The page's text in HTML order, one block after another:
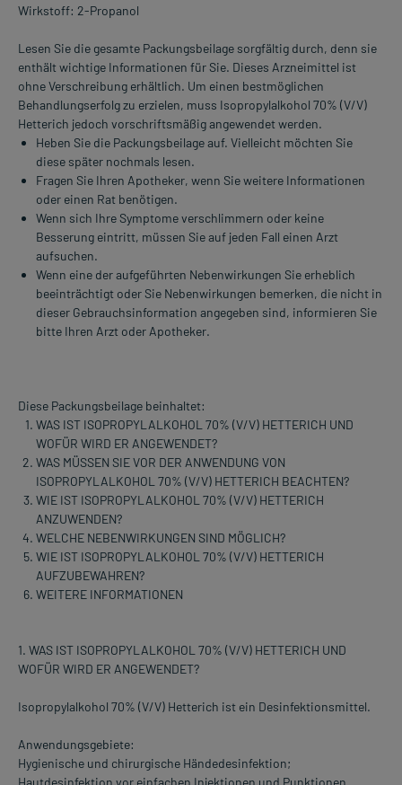
Wirkstoff: 2-Propanol
Lesen Sie die gesamte Packungsbeilage sorgfältig durch, denn sie
enthält wichtige Informationen für Sie. Dieses Arzneimittel ist
ohne Verschreibung erhältlich. Um einen bestmöglichen
Behandlungserfolg zu erzielen, muss Isopropylalkohol 70% (V/V)
Hetterich jedoch vorschriftsmäßig angewendet werden.
Heben Sie die Packungsbeilage auf. Vielleicht möchten Sie
diese später nochmals lesen.
Fragen Sie Ihren Apotheker, wenn Sie weitere Informationen
oder einen Rat benötigen.
Wenn sich Ihre Symptome verschlimmern oder keine
Besserung eintritt, müssen Sie auf jeden Fall einen Arzt
aufsuchen.
Wenn eine der aufgeführten Nebenwirkungen Sie erheblich
beeinträchtigt oder Sie Nebenwirkungen bemerken, die nicht in
dieser Gebrauchsinformation angegeben sind, informieren Sie
bitte Ihren Arzt oder Apotheker.
Diese Packungsbeilage beinhaltet:
WAS IST ISOPROPYLALKOHOL 70% (V/V) HETTERICH UND
WOFÜR WIRD ER ANGEWENDET?
WAS MÜSSEN SIE VOR DER ANWENDUNG VON
ISOPROPYLALKOHOL 70% (V/V) HETTERICH BEACHTEN?
WIE IST ISOPROPYLALKOHOL 70% (V/V) HETTERICH
ANZUWENDEN?
WELCHE NEBENWIRKUNGEN SIND MÖGLICH?
WIE IST ISOPROPYLALKOHOL 70% (V/V) HETTERICH
AUFZUBEWAHREN?
WEITERE INFORMATIONEN
1. WAS IST ISOPROPYLALKOHOL 70% (V/V) HETTERICH UND
WOFÜR WIRD ER ANGEWENDET?
Isopropylalkohol 70% (V/V) Hetterich ist ein Desinfektionsmittel.
Anwendungsgebiete:
Hygienische und chirurgische Händedesinfektion;
Hautdesinfektion vor einfachen Injektionen und Punktionen